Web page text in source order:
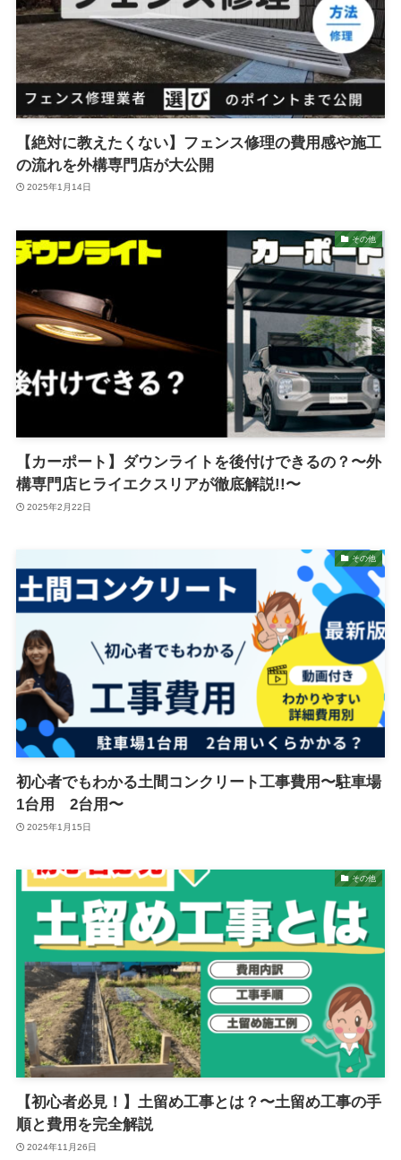
【絶対に教えたくない】フェンス修理の費用感や施工
の流れを外構専門店が大公開
2025年1月14日
その他
【カーポート】ダウンライトを後付けできるの？〜外
構専門店ヒライエクスリアが徹底解説!!〜
2025年2月22日
その他
初心者でもわかる土間コンクリート工事費用〜駐車場
1台用 2台用〜
2025年1月15日
その他
【初心者必見！】土留め工事とは？〜土留め工事の手
順と費用を完全解説
2024年11月26日